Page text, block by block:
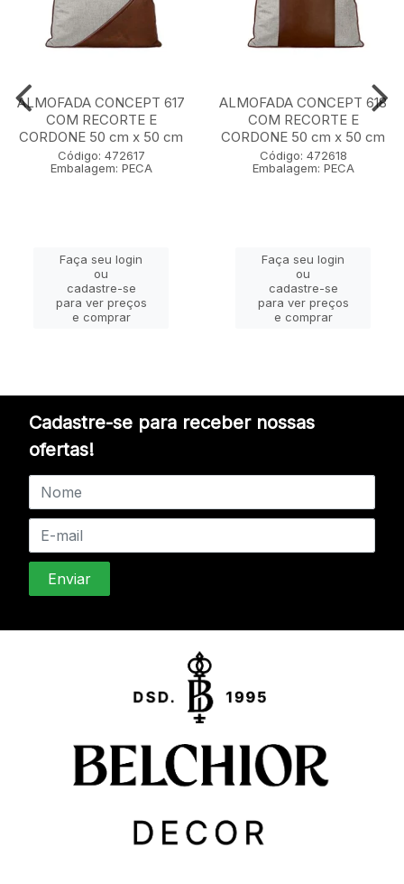
ALMOFADA CONCEPT 617
COM RECORTE E
CORDONE 50 cm x 50 cm
Código: 472617
Embalagem: PECA
Faça seu login
ou
cadastre-se
para ver preços
e comprar
ALMOFADA CONCEPT 618
COM RECORTE E
CORDONE 50 cm x 50 cm
Código: 472618
Embalagem: PECA
Faça seu login
ou
cadastre-se
para ver preços
e comprar
Cadastre-se para receber nossas
ofertas!